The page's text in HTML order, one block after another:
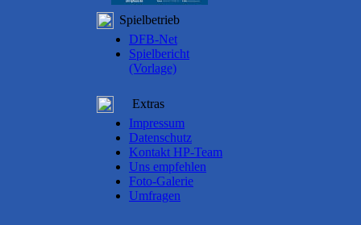
Spielbetrieb
DFB-Net
Spielbericht
(Vorlage)
Extras
Impressum
Datenschutz
Kontakt HP-Team
Uns empfehlen
Foto-Galerie
Umfragen